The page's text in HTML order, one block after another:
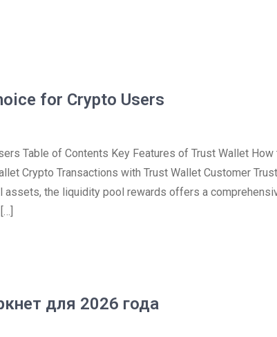
for Crypto Users
Table of Contents Key Features of Trust Wallet How
Crypto Transactions with Trust Wallet Customer
the liquidity pool rewards offers a
для 2026 года